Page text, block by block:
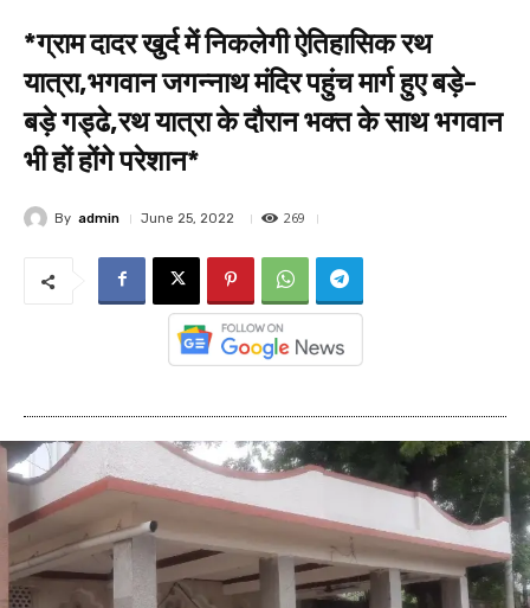
*ग्राम दादर खुर्द में निकलेगी ऐतिहासिक रथ
यात्रा,भगवान जगन्नाथ मंदिर पहुंच मार्ग हुए बड़े-
बड़े गड्ढे,रथ यात्रा के दौरान भक्त के साथ भगवान
भी हों होंगे परेशान*
By admin June 25, 2022 269